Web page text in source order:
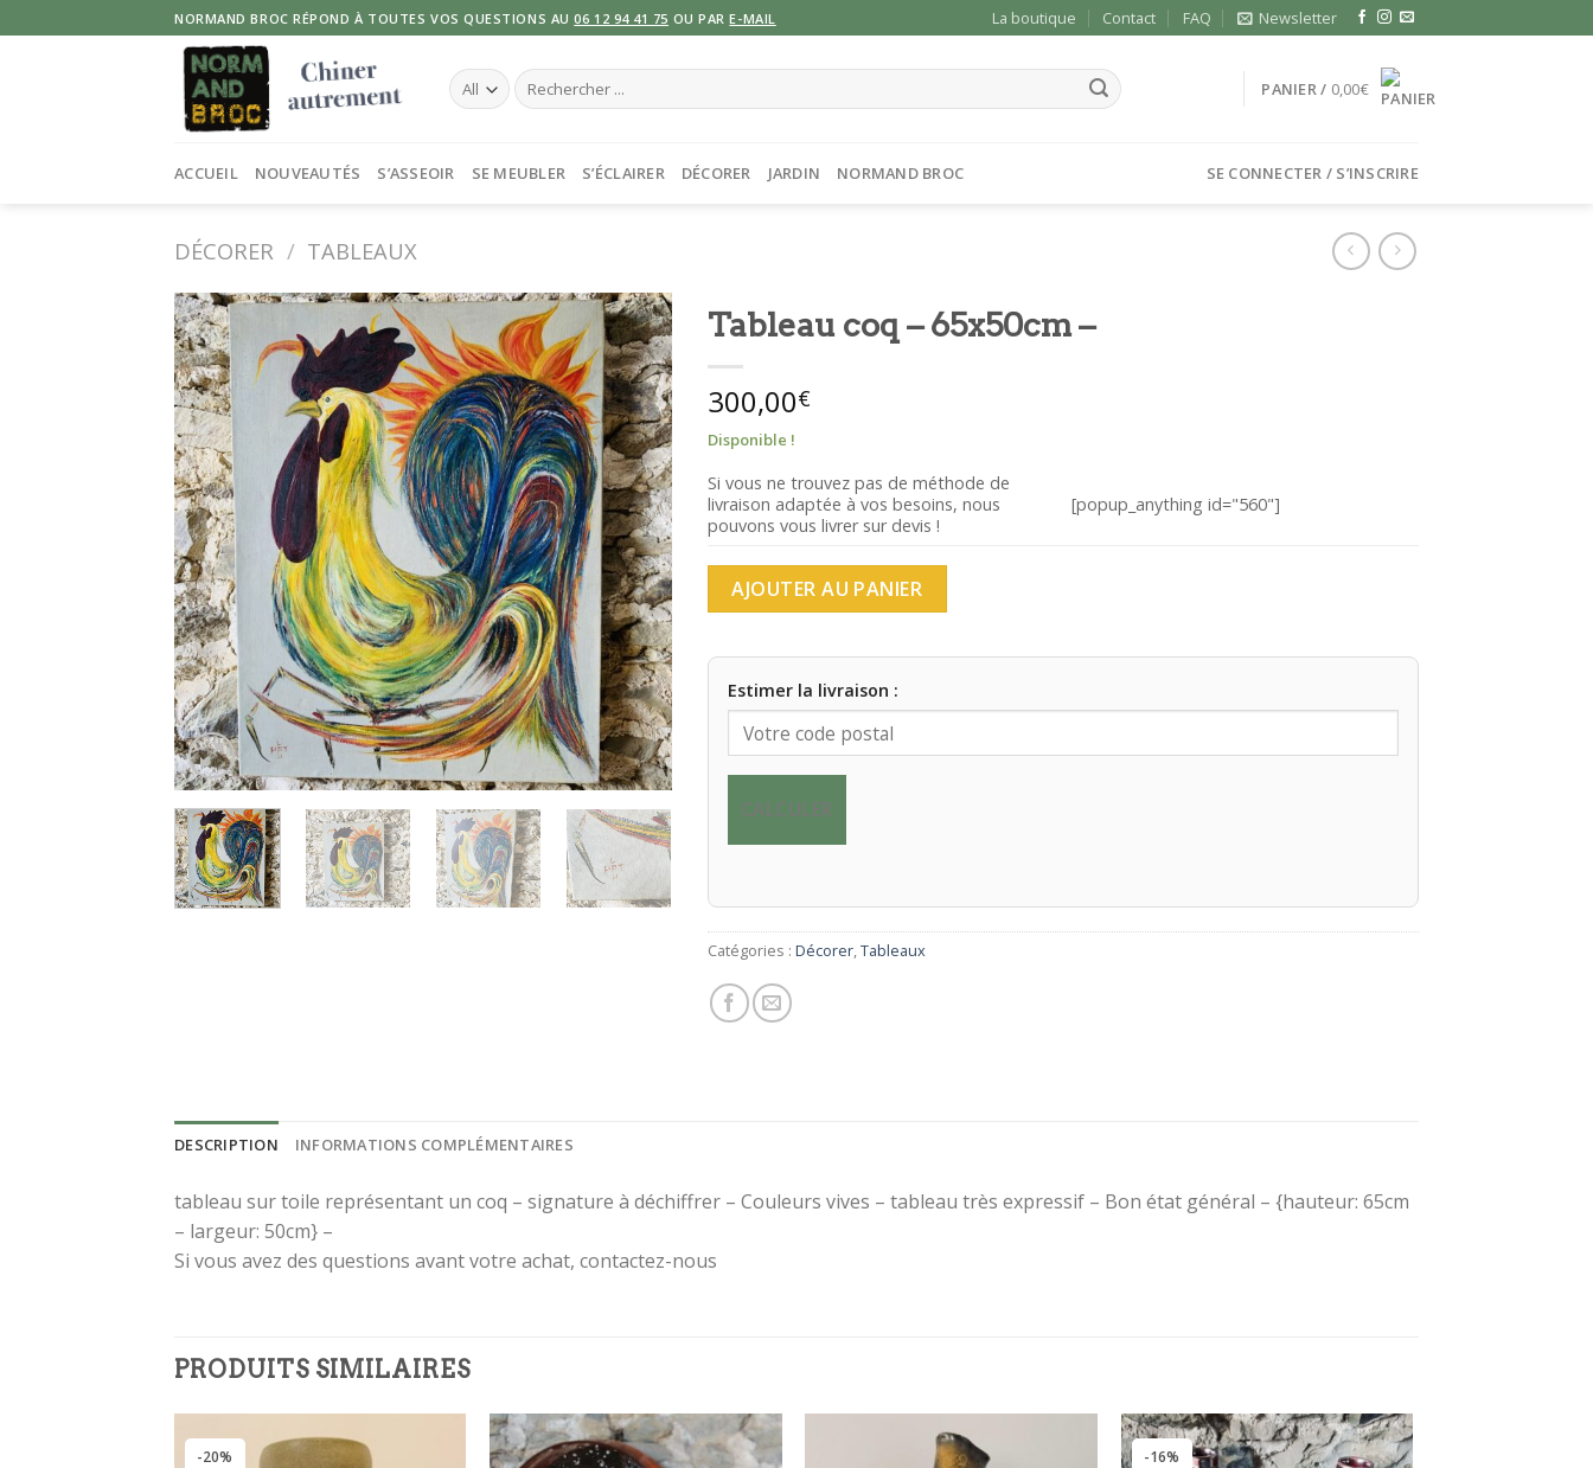
INSCRIVEZ-VOUS À
Inscrivez-vous à la newsletter pour
to
NORMAND BROC RÉPOND À TOUTES VOS QUESTIONS AU06 12 94 41 75 OU PARE-MAIL La boutique Contact FAQ Newsletter
Recherche
pour :
PANIER / 0,00€
ACCUEIL NOUVEAUTÉS S’ASSEOIR SE MEUBLER S’ÉCLAIRER DÉCORER JARDIN NORMAND BROC SE CONNECTER / S’INSCRIRE
DÉCORER / TABLEAUX
Tableau coq – 65x50cm –
300,00€
Disponible !
Si vous ne trouvez pas de méthode de
livraison adaptée à vos besoins, nous
pouvons vous livrer sur devis !
[popup_anything id="560"]
AJOUTER AU PANIER
Estimer la livraison :
CALCULER
Catégories : Décorer,Tableaux
DESCRIPTION INFORMATIONS COMPLÉMENTAIRES
tableau sur toile représentant un coq – signature à déchiffrer – Couleurs vives – tableau très expressif – Bon état général – {hauteur: 65cm
– largeur: 50cm} –
Si vous avez des questions avant votre achat, contactez-nous
PRODUITS SIMILAIRES
-20% -16%